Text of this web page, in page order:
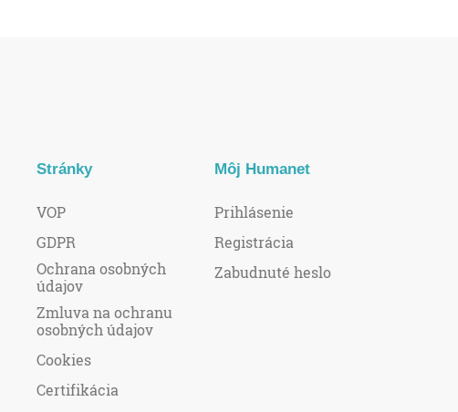
Stránky
VOP
GDPR
Ochrana osobných
údajov
Zmluva na ochranu
osobných údajov
Cookies
Certifikácia
Môj Humanet
Prihlásenie
Registrácia
Zabudnuté heslo